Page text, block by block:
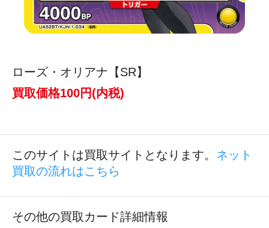
ローズ・オリアナ【SR】
買取価格100円(内税)
このサイトは買取サイトとなります。 ネット
買取の流れはこちら
その他の買取カード詳細情報